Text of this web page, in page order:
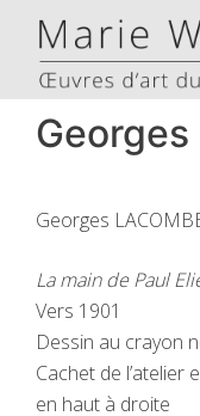
content
Georges
Georges
La main de Paul
Vers 1901
Dessin au crayon
Cachet de l’atelier
en haut à droite